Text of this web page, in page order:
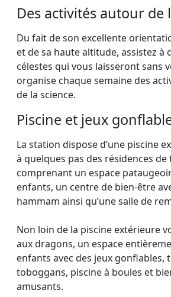
Des activités autour de
Du fait de son excellente
et de sa haute altitude, assistez à
célestes qui vous laisseront sans
organise chaque semaine des
de la science.
Piscine et jeux
La station dispose d’une piscine
à quelques pas des résidences
comprenant un espace
enfants, un centre de bien-être
hammam ainsi qu’une salle de
Non loin de la piscine extérieure
aux dragons, un espace
enfants avec des jeux gonflables,
toboggans, piscine à boules et
amusants.